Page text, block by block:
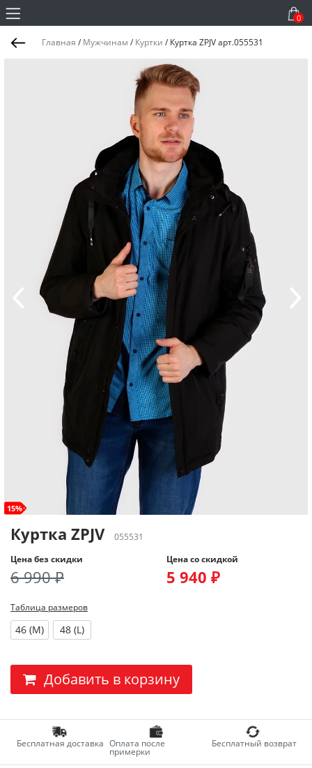
0
Главная / Мужчинам / Куртки / Куртка ZPJV арт.055531
15%
Куртка ZPJV
055531
Цена без скидки
6 990 ₽
Цена со скидкой
5 940 ₽
Таблица размеров
46 (M) 48 (L)
Добавить в корзину
Бесплатная доставка Оплата после
примерки
Бесплатный возврат